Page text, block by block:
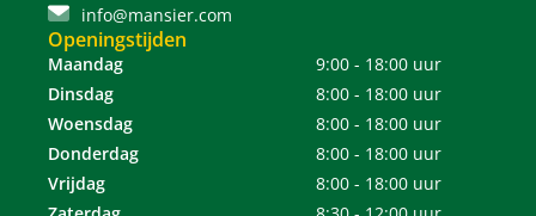
info@mansier.com
Openingstijden
Maandag
9:00 - 18:00 uur
Dinsdag
8:00 - 18:00 uur
Woensdag
8:00 - 18:00 uur
Donderdag
8:00 - 18:00 uur
Vrijdag
8:00 - 18:00 uur